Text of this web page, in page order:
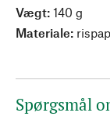
Vægt: 140 g
Materiale:
Spørgsmål